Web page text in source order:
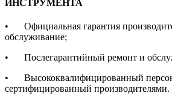
ИНСТРУМЕНТА
•
Официальная гарантия
обслуживание;
•
Послегарантийный ремонт и
•
Высококвалифицированный
сертифицированный производителями.